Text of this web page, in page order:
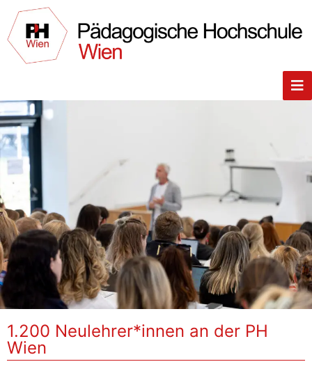
1.200 Neulehrer*innen an der PH
Wien